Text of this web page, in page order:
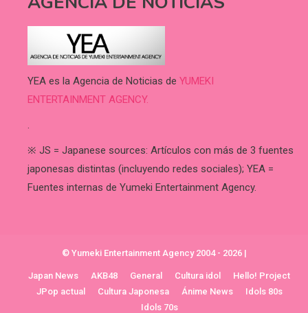
YEA es la Agencia de Noticias de YUMEKI
ENTERTAINMENT AGENCY.
.
※ JS = Japanese sources: Artículos con más de 3 fuentes
japonesas distintas (incluyendo redes sociales); YEA =
Fuentes internas de Yumeki Entertainment Agency.
© Yumeki Entertainment Agency 2004 - 2026 |
Japan News AKB48 General Cultura idol
Hello! Project
JPop actual
Cultura Japonesa Ánime News
Idols 80s
Idols 70s